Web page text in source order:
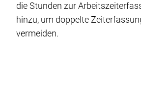
die Stunden zur
hinzu, um doppelte
vermeiden.